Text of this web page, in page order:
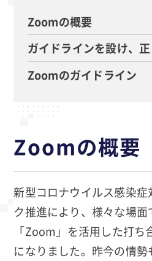
Zoomの概要
ガイドラインを設け、
Zoomのガイドライン
Zoomの概要
新型コロナウイルス感染
ク推進により、様々な場面
「Zoom」を活用した打ち
になりました。昨今の情